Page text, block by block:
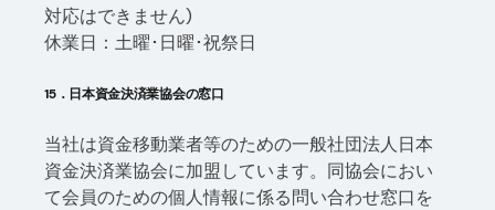
対応はできません)
休業日：土曜･日曜･祝祭日
15．日本資金決済業協会の窓口
当社は資金移動業者等のための一般社団法人日本
資金決済業協会に加盟しています。同協会におい
て会員のための個人情報に係る問い合わせ窓口を